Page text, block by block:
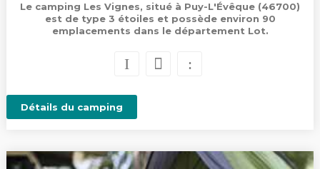
Le camping Les Vignes, situé à Puy-L'Évêque (46700)
est de type 3 étoiles et possède environ 90
emplacements dans le département Lot.
Détails du camping